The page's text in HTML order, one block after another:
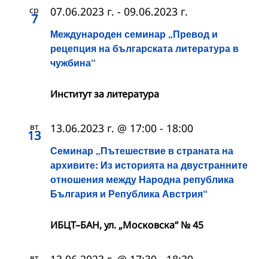
ср
7
Международен семинар „Превод и
рецепция на българската литература в
чужбина“
07.06.2023 г. - 09.06.2023 г.
Институт за литература
вт
13
Семинар „Пътешествие в страната на
архивите: Из историята на двустранните
отношения между Народна република
България и Република Австрия“
13.06.2023 г. @ 17:00 - 18:00
ИБЦТ–БАН, ул. „Московска“ № 45